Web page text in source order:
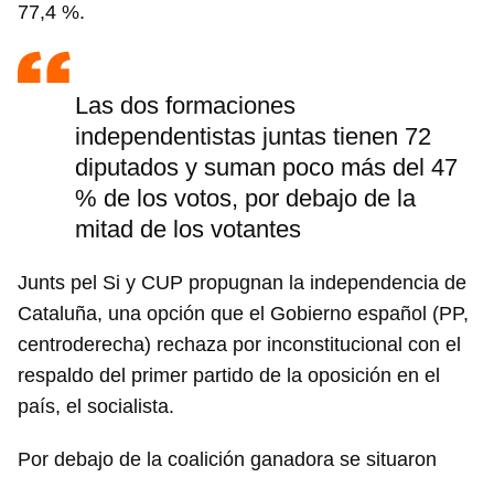
77,4 %.
Las dos formaciones
independentistas juntas tienen 72
diputados y suman poco más del 47
% de los votos, por debajo de la
mitad de los votantes
Junts pel Si y CUP propugnan la independencia de
Cataluña, una opción que el Gobierno español (PP,
centroderecha) rechaza por inconstitucional con el
respaldo del primer partido de la oposición en el
país, el socialista.
Por debajo de la coalición ganadora se situaron